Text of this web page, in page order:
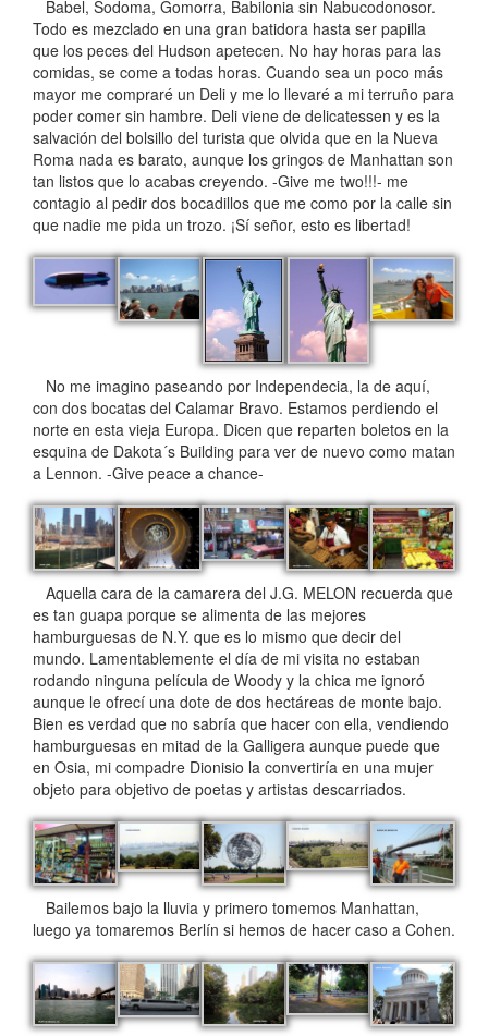
Babel, Sodoma, Gomorra, Babilonia sin Nabucodonosor.
Todo es mezclado en una gran batidora hasta ser papilla
que los peces del Hudson apetecen. No hay horas para las
comidas, se come a todas horas. Cuando sea un poco más
mayor me compraré un Deli y me lo llevaré a mi terruño para
poder comer sin hambre. Deli viene de delicatessen y es la
salvación del bolsillo del turista que olvida que en la Nueva
Roma nada es barato, aunque los gringos de Manhattan son
tan listos que lo acabas creyendo. -Give me two!!!- me
contagio al pedir dos bocadillos que me como por la calle sin
que nadie me pida un trozo. ¡Sí señor, esto es libertad!
No me imagino paseando por Independecia, la de aquí,
con dos bocatas del Calamar Bravo. Estamos perdiendo el
norte en esta vieja Europa. Dicen que reparten boletos en la
esquina de Dakota´s Building para ver de nuevo como matan
a Lennon. -Give peace a chance-
Aquella cara de la camarera del J.G. MELON recuerda que
es tan guapa porque se alimenta de las mejores
hamburguesas de N.Y. que es lo mismo que decir del
mundo. Lamentablemente el día de mi visita no estaban
rodando ninguna película de Woody y la chica me ignoró
aunque le ofrecí una dote de dos hectáreas de monte bajo.
Bien es verdad que no sabría que hacer con ella, vendiendo
hamburguesas en mitad de la Galligera aunque puede que
en Osia, mi compadre Dionisio la convertiría en una mujer
objeto para objetivo de poetas y artistas descarriados.
Bailemos bajo la lluvia y primero tomemos Manhattan,
luego ya tomaremos Berlín si hemos de hacer caso a Cohen.